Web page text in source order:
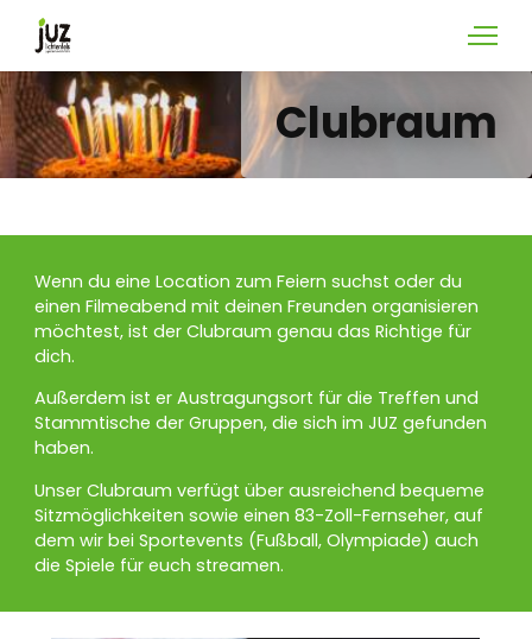
Das JUZ
Räume
Kontakt
Clubraum
Wenn du eine Location zum Feiern suchst oder du
einen Filmeabend mit deinen Freunden organisieren
möchtest, ist der Clubraum genau das Richtige für
dich.
Außerdem ist er Austragungsort für die Treffen und
Stammtische der Gruppen, die sich im JUZ gefunden
haben.
Unser Clubraum verfügt über ausreichend bequeme
Sitzmöglichkeiten sowie einen 83-Zoll-Fernseher, auf
dem wir bei Sportevents (Fußball, Olympiade) auch
die Spiele für euch streamen.